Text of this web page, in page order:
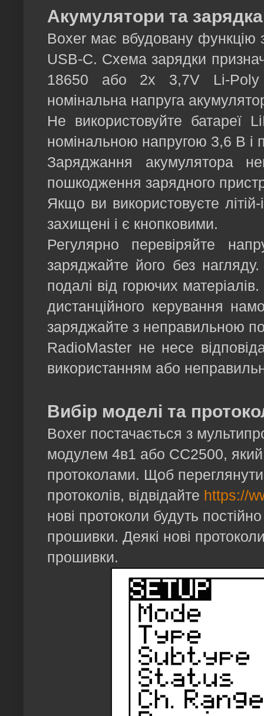
Акумулятори та зарядка
Boxer має вбудовану функцію
USB-C. Схема зарядки
18650 або 2х 3,7V Li-Poly
номінальна напруга
Не використовуйте батареї
номінальною напругою 3,6 В і
Заряджання акумулятора
пошкодження зарядного
Якщо ви використовуєте
захищені і є кнопковими.
Регулярно перевіряйте
заряджайте його без
подалі від горючих
дистанційного керування
заряджайте з неправильною
RadioMaster не несе
використанням або
Вибір моделі та
Boxer постачається з
модулем 4в1 або CC2500, який
протоколами. Щоб
протоколів, відвідайте https://
нові протоколи будуть
прошивки. Деякі нові
прошивки.